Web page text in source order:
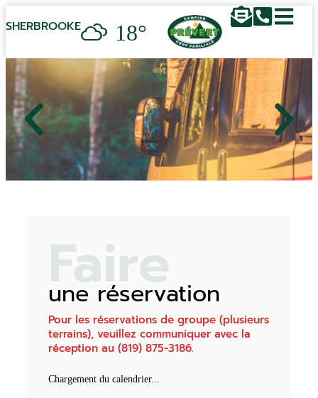
SHERBROOKE 18°
Faire
une réservation
Pour les réservations de groupe (plusieurs
terrains), veuillez communiquer avec la
réception au (819) 875-3186.
Chargement du calendrier...